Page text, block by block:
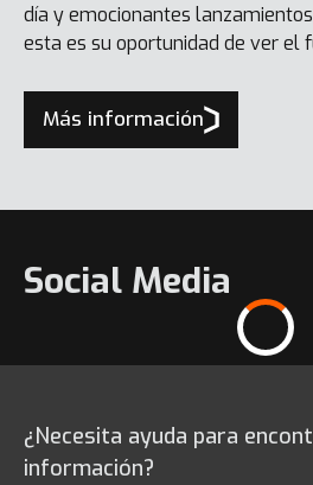
día y emocionantes
esta es su oportunidad de ver el
Más información
Social Media
¿Necesita ayuda para
información?